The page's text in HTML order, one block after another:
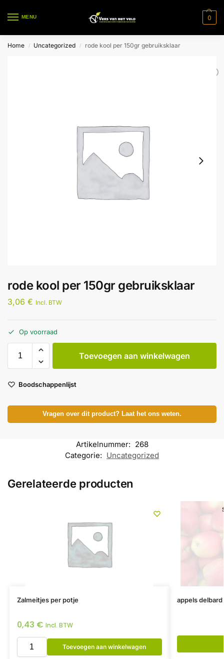
MENU 0
Home / Uncategorized / rode kool per 150gr gebruiksklaar
rode kool per 150gr gebruiksklaar
3,06 € Incl. BTW
Op voorraad
Toevoegen aan winkelwagen
Boodschappenlijst
Vragen over dit product? Laat het ons weten.
Artikelnummer: 268
Categorie: Uncategorized
Gerelateerde producten
Zalmeitjes per potje
0,43 € Incl. BTW
Toevoegen aan winkelwagen
appels